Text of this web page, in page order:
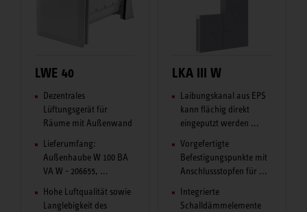
LWE 40
Dezentrales
Lüftungsgerät für
Räume mit Außenwand
Lieferumfang:
Außenhaube W 100 BA
VA W - 206655, ...
Hohe Luftqualität sowie
Langlebigkeit des
LKA III W
Laibungskanal aus EPS
kann flächig direkt
eingeputzt werden ...
Vorgefertigte
Befestigungspunkte mit
Anschlussstopfen für ...
Integrierte
Schalldämmelemente